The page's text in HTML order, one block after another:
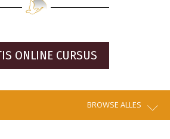
ONLINE CURSUS
BROWSE ALLES